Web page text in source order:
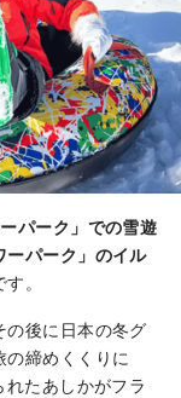
パーク」での雪遊
ーパーク」のイル
す。
の後に日本の冬グ
の締めくくりに
たあしかがフラ